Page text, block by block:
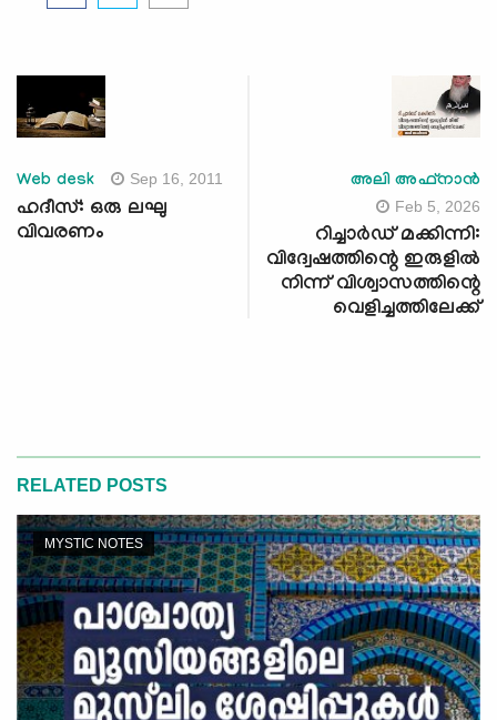
Web desk Sep 16, 2011
ഹദീസ്: ഒരു ലഘു
വിവരണം
അലി അഫ്നാന്‍
Feb 5, 2026
റിച്ചാർഡ് മക്കിന്നി:
വിദ്വേഷത്തിന്റെ ഇരുളില്‍
നിന്ന് വിശ്വാസത്തിന്റെ
വെളിച്ചത്തിലേക്ക്
RELATED POSTS
MYSTIC NOTES